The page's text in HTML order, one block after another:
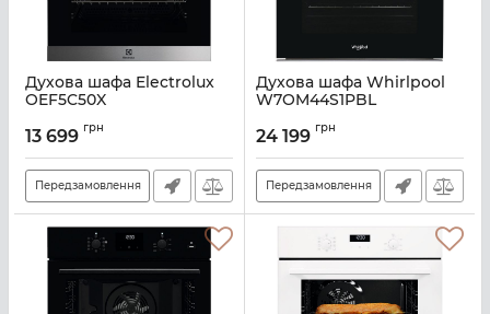
Духова шафа Electrolux
OEF5C50X
13 699 грн
Передзамовлення
Духова шафа Whirlpool
W7OM44S1PBL
24 199 грн
Передзамовлення